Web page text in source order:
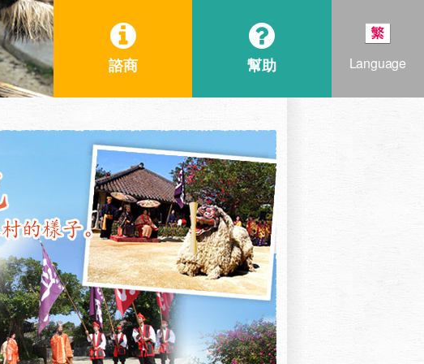
諮商 幫助 Language